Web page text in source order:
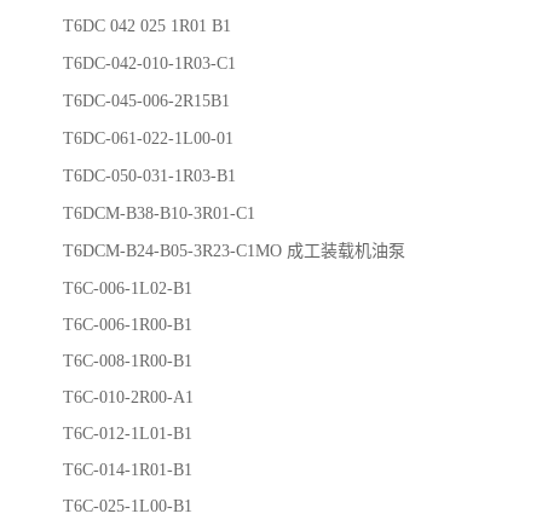
T6DC 042 025 1R01 B1
T6DC-042-010-1R03-C1
T6DC-045-006-2R15B1
T6DC-061-022-1L00-01
T6DC-050-031-1R03-B1
T6DCM-B38-B10-3R01-C1
T6DCM-B24-B05-3R23-C1MO 成工装载机油泵
T6C-006-1L02-B1
T6C-006-1R00-B1
T6C-008-1R00-B1
T6C-010-2R00-A1
T6C-012-1L01-B1
T6C-014-1R01-B1
T6C-025-1L00-B1